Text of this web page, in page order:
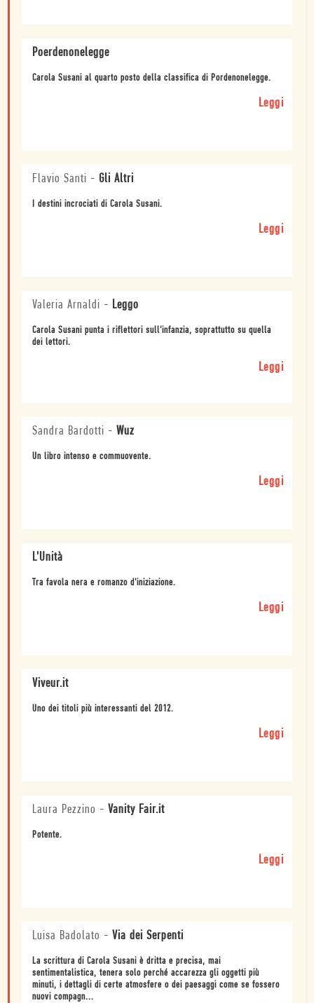
Poerdenonelegge
Carola Susani al quarto posto della classifica di Pordenonelegge.
Leggi
Flavio Santi - Gli Altri
I destini incrociati di Carola Susani.
Leggi
Valeria Arnaldi - Leggo
Carola Susani punta i riflettori sull'infanzia, soprattutto su quella
dei lettori.
Leggi
Sandra Bardotti - Wuz
Un libro intenso e commuovente.
Leggi
L'Unità
Tra favola nera e romanzo d'iniziazione.
Leggi
Viveur.it
Uno dei titoli più interessanti del 2012.
Leggi
Laura Pezzino - Vanity Fair.it
Potente.
Leggi
Luisa Badolato - Via dei Serpenti
La scrittura di Carola Susani è dritta e precisa, mai
sentimentalistica, tenera solo perché accarezza gli oggetti più
minuti, i dettagli di certe atmosfere o dei paesaggi come se fossero
nuovi compagn...